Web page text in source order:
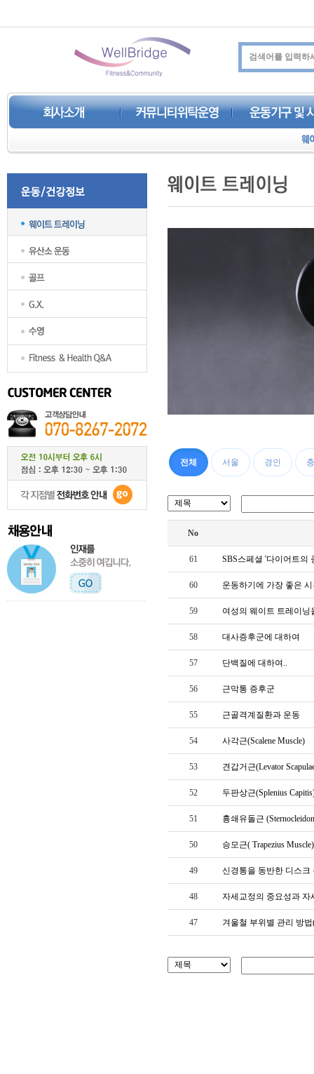
전체 서울 경인
No
61 SBS스페셜 '다이어트의
60 운동하기에 가장 좋은
59 여성의 웨이트 트레이닝
58 대사증후군에 대하여
57 단백질에 대하여..
56 근막통 증후군
55 근골격계질환과 운동
54 사각근(Scalene Muscle)
53 견갑거근(Levator
52 두판상근(Splenius
51 흉쇄유돌근
50 승모근( Trapezius Muscle)
49 신경통을 동반한 디스크
48 자세교정의 중요성과
47 겨울철 부위별 관리 방